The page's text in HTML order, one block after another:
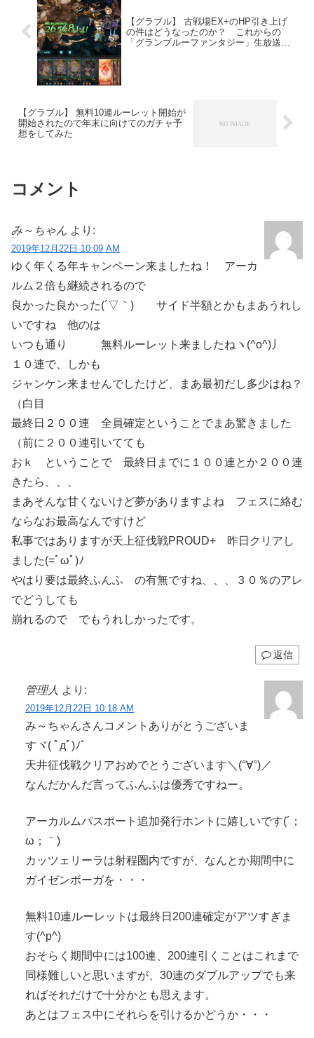
【グラブル】 古戦場EX+のHP引き上げ
の件はどうなったのか？ これからの
「グランブルーファンタジー」生放送特
【グラブル】 無料10連ルーレット開始が
開始されたので年末に向けてのガチャ予
想をしてみた
コメント
み～ちゃん より:
2019年12月22日 10:09 AM
ゆく年くる年キャンペーン来ましたね！ アーカ
ルム２倍も継続されるので
良かった良かった(´▽｀) サイド半額とかもまあうれし
いですね 他のは
いつも通り 無料ルーレット来ましたねヽ(^o^)丿
１０連で、しかも
ジャンケン来ませんでしたけど、まあ最初だし多少はね？
（白目
最終日２００連 全員確定ということでまあ驚きました
（前に２００連引いてても
おｋ ということで 最終日までに１００連とか２００連
きたら、、、
まあそんな甘くないけど夢がありますよね フェスに絡む
ならなお最高なんですけど
私事ではありますが天上征伐戦PROUD+ 昨日クリアし
ました(=ﾟωﾟ)ﾉ
やはり要は最終ふんふ の有無ですね、、、３０％のアレ
でどうしても
崩れるので でもうれしかったです。
返信
管理人 より:
2019年12月22日 10:18 AM
み～ちゃんさんコメントありがとうございま
すヾ( ﾟдﾟ)ﾉ゛
天井征伐戦クリアおめでとうございます＼(°∀°)／
なんだかんだ言ってふんふは優秀ですねー。
アーカルムパスポート追加発行ホントに嬉しいです(´；
ω；｀)
カッツェリーラは射程圏内ですが、なんとか期間中に
ガイゼンボーガを・・・
無料10連ルーレットは最終日200連確定がアツすぎま
す(^p^)
おそらく期間中には100連、200連引くことはこれまで
同様難しいと思いますが、30連のダブルアップでも来
ればそれだけで十分かとも思えます。
あとはフェス中にそれらを引けるかどうか・・・